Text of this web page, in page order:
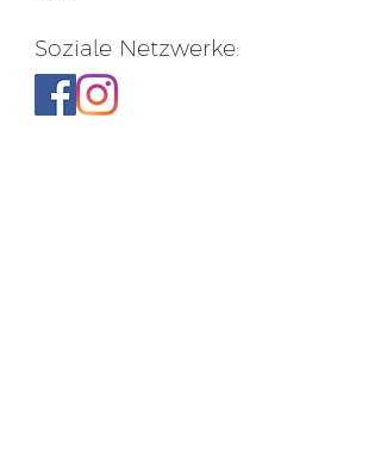
Soziale Netzwerke: